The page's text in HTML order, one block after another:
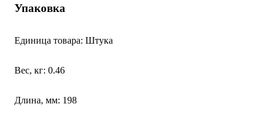
Упаковка
Единица товара: Штука
Вес, кг: 0.46
Длина, мм: 198